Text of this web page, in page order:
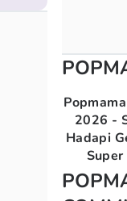
2026 -
Hadapi